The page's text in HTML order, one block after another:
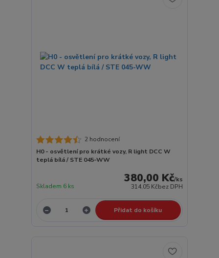
2 hodnocení
H0 - osvětlení pro krátké vozy, R light DCC W
teplá bílá / STE 045-WW
380,00 Kč/ks
314,05 Kčbez DPH
Skladem 6 ks
Přidat do košíku